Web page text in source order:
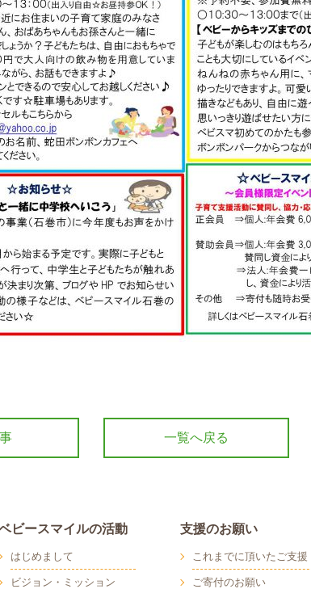
一覧へ戻る
ビースマイルの活動
はじめまして
ビジョン・ミッション
支援のお願い
これまでに頂いたご支援
ご寄付のお願い